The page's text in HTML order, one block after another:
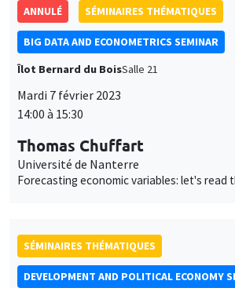
ANNULÉ SÉMINAIRES THÉMATIQUES
BIG DATA AND ECONOMETRICS SEMINAR
Îlot Bernard du BoisSalle 21
Mardi 7 février 2023
14:00 à 15:30
Thomas Chuffart
Université de Nanterre
Forecasting economic variables: let's read
SÉMINAIRES THÉMATIQUES
DEVELOPMENT AND POLITICAL ECONOMY